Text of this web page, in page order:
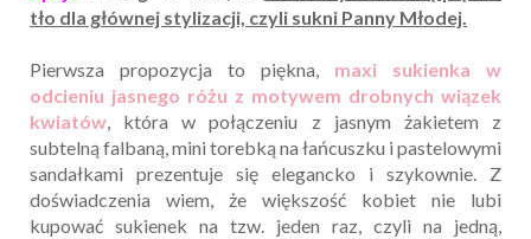
tło dla głównej stylizacji, czyli sukni Panny Młodej.
Pierwsza propozycja to piękna, maxi sukienka w
odcieniu jasnego różu z motywem drobnych wiązek
kwiatów, która w połączeniu z jasnym żakietem z
subtelną falbaną, mini torebką na łańcuszku i pastelowymi
sandałkami prezentuje się elegancko i szykownie. Z
doświadczenia wiem, że większość kobiet nie lubi
kupować sukienek na tzw. jeden raz, czyli na jedną,